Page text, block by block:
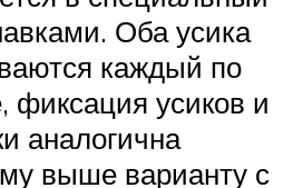
Оба усика
каждый по
фиксация усиков и
аналогична
выше варианту с